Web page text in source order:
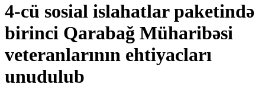
4-cü sosial islahatlar paketində
birinci Qarabağ Müharibəsi
veteranlarının ehtiyacları
unudulub